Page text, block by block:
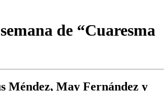
de “Cuaresma
Méndez, May Fernández y